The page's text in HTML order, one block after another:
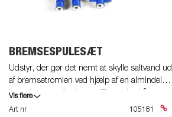
BREMSESPULESÆT
Udstyr, der gør det nemt at skylle saltvand ud
af bremsetromlen ved hjælp af en almindelig
haveslange og ferskvand. Til en aksel å
bremsetromle 200x50.
Vis flere
Art nr
105181